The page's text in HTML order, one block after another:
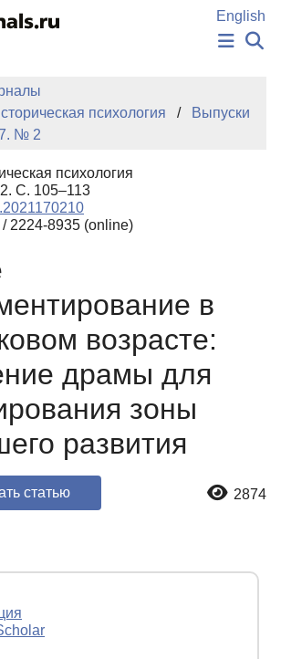
содержанию
English
НОВОСТИ
КЛЮЧЕВЫЕ СЛОВА
психология
Выпуски
№ 2
психология
С. 105–113
/ 2224-8935 (online)
в
возрасте:
драмы для
зоны
развития
статью 2874